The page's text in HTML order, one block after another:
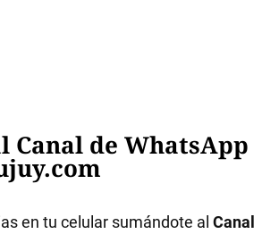
Canal de WhatsApp
en tu celular sumándote al Canal